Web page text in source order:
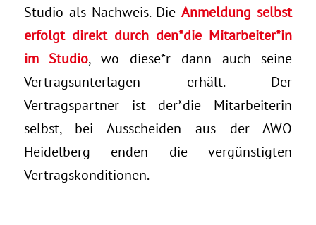
Studio als Nachweis. DieAnmeldung selbst
erfolgt direkt durch den*die Mitarbeiter*in
im Studio, wo diese*r dann auch seine
Vertragsunterlagen erhält. Der
Vertragspartner ist der*die Mitarbeiterin
selbst, bei Ausscheiden aus der AWO
Heidelberg enden die vergünstigten
Vertragskonditionen.